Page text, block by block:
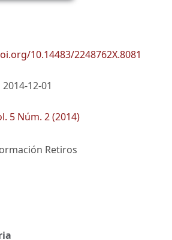
10.14483/2248762X.8081
2014-12-01
5 Núm. 2 (2014)
Retiros